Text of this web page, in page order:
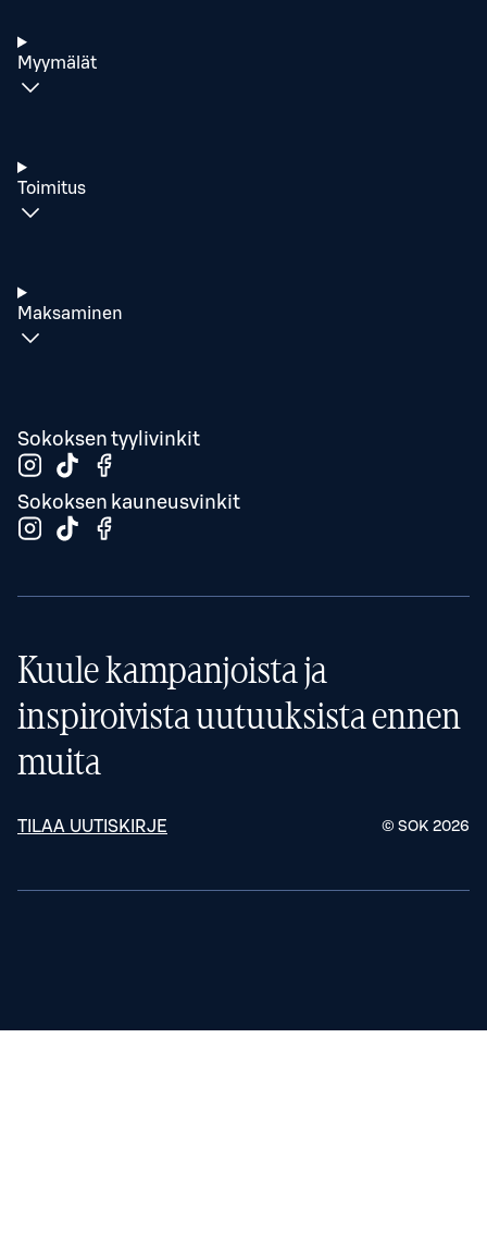
Myymälät
Toimitus
Maksaminen
Sokoksen tyylivinkit
Sokoksen kauneusvinkit
Kuule kampanjoista ja
inspiroivista uutuuksista ennen
muita
TILAA UUTISKIRJE © SOK 2026